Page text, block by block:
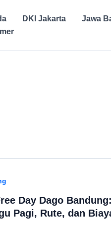
DKI Jakarta Jawa
Day Dago
Pagi, Rute, dan